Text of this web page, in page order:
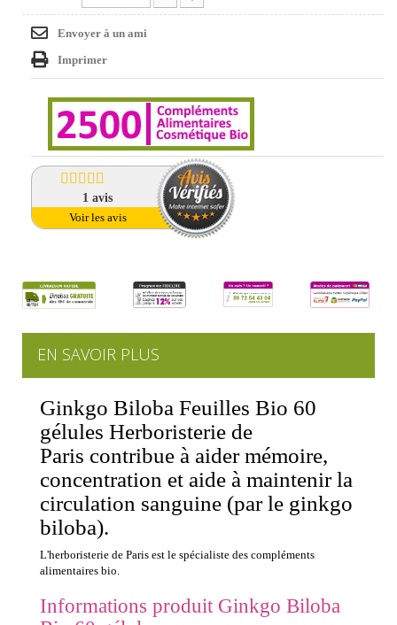
Envoyer à un ami
Imprimer
1avis
Voir les avis
EN SAVOIR PLUS
Ginkgo Biloba Feuilles Bio 60
gélules Herboristerie de
Paris contribue à aider mémoire,
concentration et aide à maintenir la
circulation sanguine (par le ginkgo
biloba).
L'herboristerie de Paris est le spécialiste des compléments
alimentaires bio.
Informations produit Ginkgo Biloba